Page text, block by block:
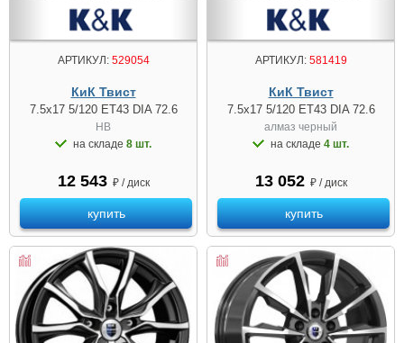
АРТИКУЛ:529054
КиК Твист
7.5x17 5/120 ET43 DIA 72.6
HB
на складе 8 шт.
12 543 ₽ / диск
купить
АРТИКУЛ:581419
КиК Твист
7.5x17 5/120 ET43 DIA 72.6
алмаз чeрный
на складе 4 шт.
13 052 ₽ / диск
купить